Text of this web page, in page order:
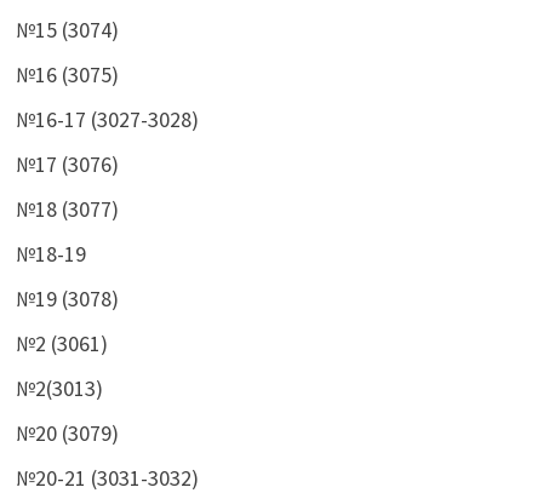
№15 (3074)
№16 (3075)
№16-17 (3027-3028)
№17 (3076)
№18 (3077)
№18-19
№19 (3078)
№2 (3061)
№2(3013)
№20 (3079)
№20-21 (3031-3032)